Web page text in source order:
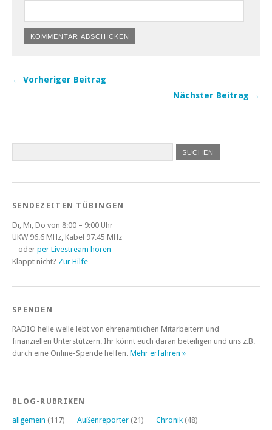
← Vorheriger Beitrag
Nächster Beitrag →
SENDEZEITEN TÜBINGEN
Di, Mi, Do von 8:00 – 9:00 Uhr
UKW 96.6 MHz, Kabel 97.45 MHz
– oder per Livestream hören
Klappt nicht? Zur Hilfe
SPENDEN
RADIO helle welle lebt von ehrenamtlichen Mitarbeitern und
finanziellen Unterstützern. Ihr könnt euch daran beteiligen und uns z.B.
durch eine Online-Spende helfen. Mehr erfahren »
BLOG-RUBRIKEN
allgemein (117) Außenreporter (21) Chronik (48)